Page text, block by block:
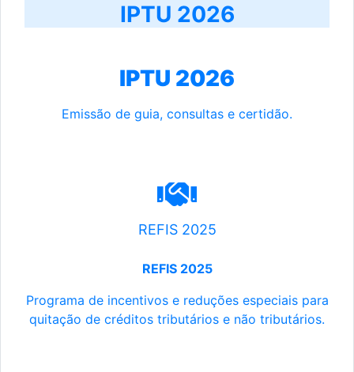
IPTU 2026
IPTU 2026
Emissão de guia, consultas e certidão.
REFIS 2025
REFIS 2025
Programa de incentivos e reduções especiais para
quitação de créditos tributários e não tributários.